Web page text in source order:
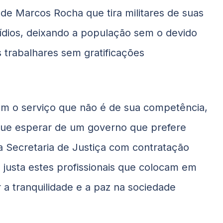
Marcos Rocha que tira militares de suas
deixando a população sem o devido
sem gratificações
o serviço que não é de sua competência,
esperar de um governo que prefere
de Justiça com contratação
estes profissionais que colocam em
tranquilidade e a paz na sociedade